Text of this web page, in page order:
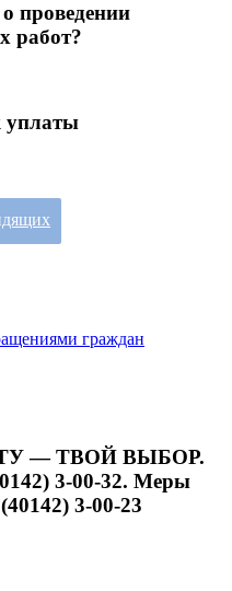
проведении
работ?
уплаты
граждан
— ТВОЙ ВЫБОР.
3-00-32. Меры
3-00-23